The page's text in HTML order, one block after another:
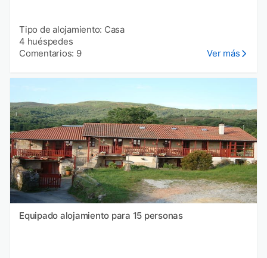
Tipo de alojamiento: Casa
4 huéspedes
Comentarios: 9
Ver más
Equipado alojamiento para 15 personas